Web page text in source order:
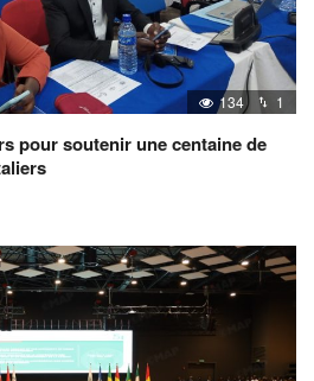
134 1
pour soutenir une centaine de